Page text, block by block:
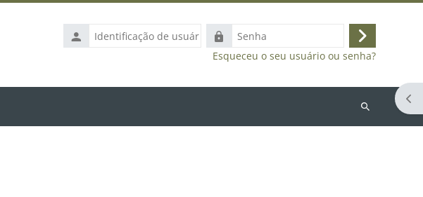
Identificação
de
Senha
Acessar
Esqueceu o seu usuário ou senha?
Buscar